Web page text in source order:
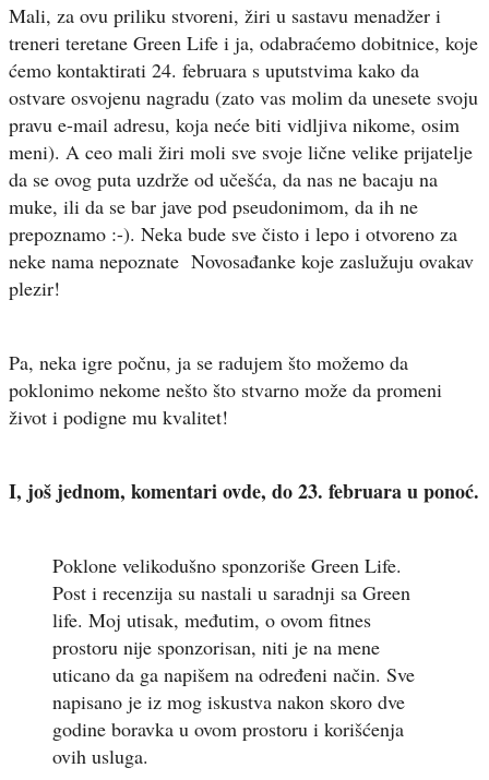
Mali, za ovu priliku stvoreni, žiri u sastavu menadžer i
treneri teretane Green Life i ja, odabraćemo dobitnice, koje
ćemo kontaktirati 24. februara s uputstvima kako da
ostvare osvojenu nagradu (zato vas molim da unesete svoju
pravu e-mail adresu, koja neće biti vidljiva nikome, osim
meni). A ceo mali žiri moli sve svoje lične velike prijatelje
da se ovog puta uzdrže od učešća, da nas ne bacaju na
muke, ili da se bar jave pod pseudonimom, da ih ne
prepoznamo :-). Neka bude sve čisto i lepo i otvoreno za
neke nama nepoznate Novosađanke koje zaslužuju ovakav
plezir!
Pa, neka igre počnu, ja se radujem što možemo da
poklonimo nekome nešto što stvarno može da promeni
život i podigne mu kvalitet!
I, još jednom, komentari ovde, do 23. februara u ponoć.
Poklone velikodušno sponzoriše Green Life.
Post i recenzija su nastali u saradnji sa Green
life. Moj utisak, međutim, o ovom fitnes
prostoru nije sponzorisan, niti je na mene
uticano da ga napišem na određeni način. Sve
napisano je iz mog iskustva nakon skoro dve
godine boravka u ovom prostoru i korišćenja
ovih usluga.